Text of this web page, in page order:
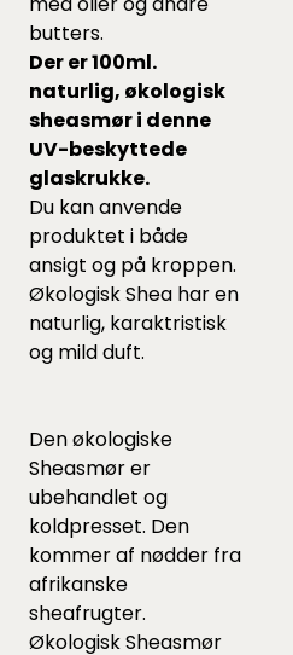
butters.
Der er 100ml.
naturlig, økologisk
sheasmør i denne
UV-beskyttede
glaskrukke.
Du kan anvende
produktet i både
ansigt og på kroppen.
Økologisk Shea har en
naturlig, karaktristisk
og mild duft.
Den økologiske
Sheasmør er
ubehandlet og
koldpresset. Den
kommer af nødder fra
afrikanske
sheafrugter.
Økologisk Sheasmør